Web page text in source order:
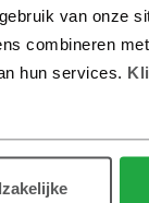
van onze
combineren
hun services.
→